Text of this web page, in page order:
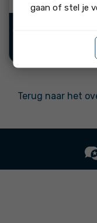
"Ja, ik beveel dit
Terug naar het
gaan of stel je